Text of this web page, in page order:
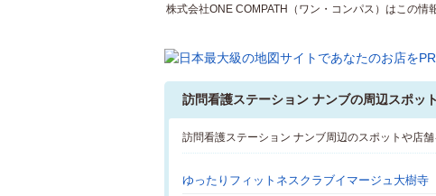
株式会社ONE COMPATH（ワン・コンパス）はこの情
訪問看護ステーション ナンブの周辺スポット
訪問看護ステーション ナンブ周辺のスポットや店舗
ゆったりフィットネスクラブイマージュ大樹寺